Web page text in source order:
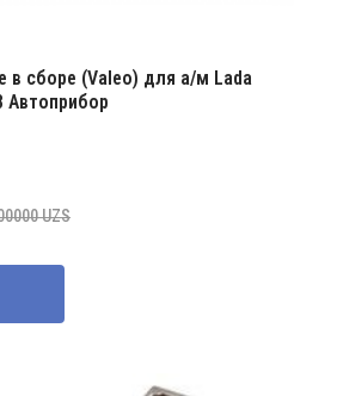
в сборе (Valeo) для а/м Lada
Автоприбор
UZS